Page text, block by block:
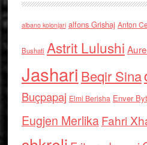
albano kolonjari alfons Grishaj Anton
Bushati Astrit Lulushi
Jashari Beqir Sina
Buçpapaj Elmi Berisha Enver
Eugjen MerlikaFahri